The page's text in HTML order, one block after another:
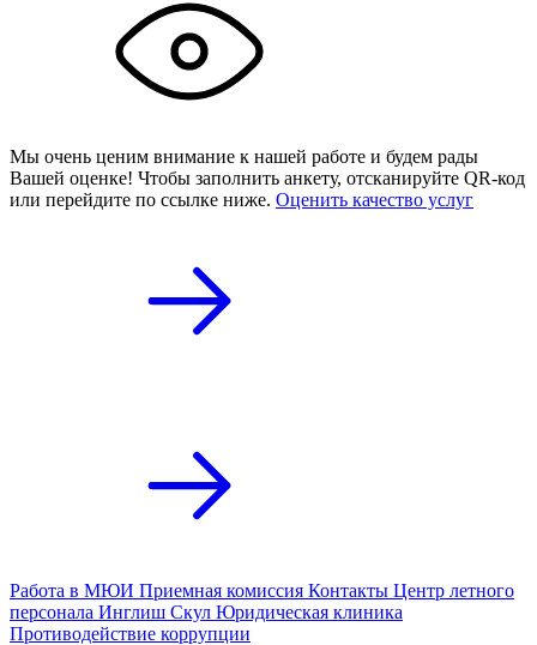
Мы очень ценим внимание к нашей работе и будем рады
Вашей оценке! Чтобы заполнить анкету, отсканируйте QR-код
или перейдите по ссылке ниже. Оценить качество услуг
Работа в МЮИ Приемная комиссия Контакты Центр летного
персонала Инглиш Скул Юридическая клиника
Противодействие коррупции